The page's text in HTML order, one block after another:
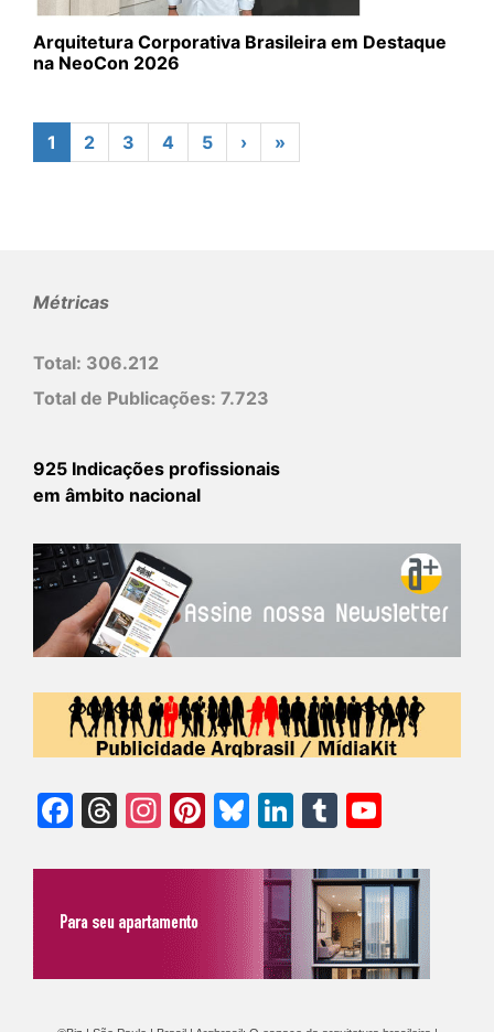
Arquitetura Corporativa Brasileira em Destaque
na NeoCon 2026
1 2 3 4 5 › »
Métricas
Total: 306.212
Total de Publicações: 7.723
925 Indicações profissionais
em âmbito nacional
Facebook
Threads
Instagram
Pinterest
Bluesky
LinkedIn
Tumblr